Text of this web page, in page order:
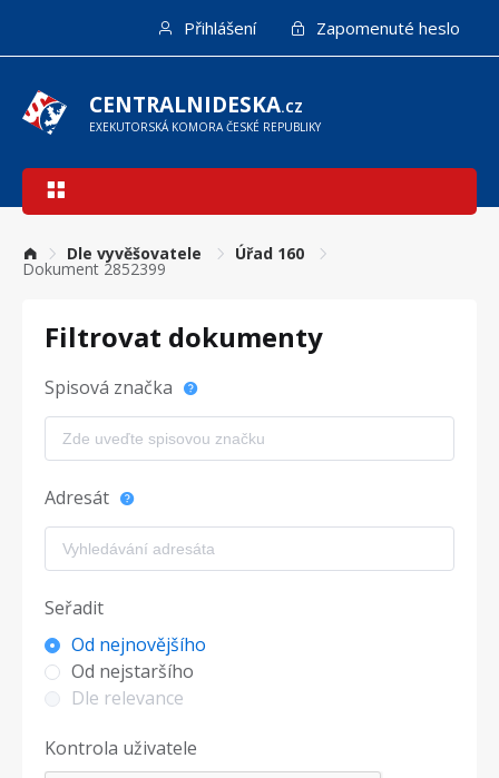
hlavnímu
obsahu
Přihlášení Zapomenuté heslo
CENTRALNIDESKA.CZ
EXEKUTORSKÁ KOMORA ČESKÉ REPUBLIKY
Hlavní
Dle vyvěšovatele Úřad 160
Dokument 2852399
Filtrovat dokumenty
Spisová značka
Adresát
Seřadit
Od nejnovějšího
Od nejstaršího
Dle relevance
Kontrola uživatele